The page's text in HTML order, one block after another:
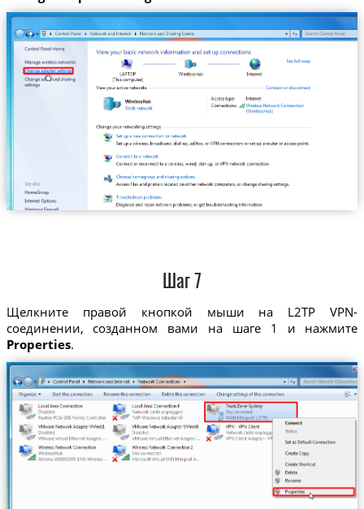
Шаг 7
Щелкните правой кнопкой мыши на L2TP VPN-
соединении, созданном вами на шаге 1 и нажмите
Properties.